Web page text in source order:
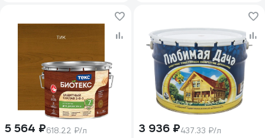
5 564 ₽618.22 ₽/л 3 936 ₽437.33 ₽/л